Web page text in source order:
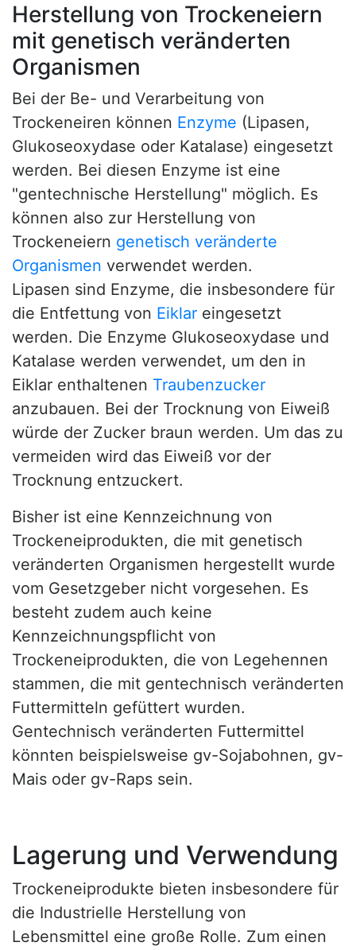
Herstellung von Trockeneiern
mit genetisch veränderten
Organismen
Bei der Be- und Verarbeitung von
Trockeneiren können Enzyme (Lipasen,
Glukoseoxydase oder Katalase) eingesetzt
werden. Bei diesen Enzyme ist eine
"gentechnische Herstellung" möglich. Es
können also zur Herstellung von
Trockeneiern genetisch veränderte
Organismen verwendet werden.
Lipasen sind Enzyme, die insbesondere für
die Entfettung von Eiklar eingesetzt
werden. Die Enzyme Glukoseoxydase und
Katalase werden verwendet, um den in
Eiklar enthaltenen Traubenzucker
anzubauen. Bei der Trocknung von Eiweiß
würde der Zucker braun werden. Um das zu
vermeiden wird das Eiweiß vor der
Trocknung entzuckert.
Bisher ist eine Kennzeichnung von
Trockeneiprodukten, die mit genetisch
veränderten Organismen hergestellt wurde
vom Gesetzgeber nicht vorgesehen. Es
besteht zudem auch keine
Kennzeichnungspflicht von
Trockeneiprodukten, die von Legehennen
stammen, die mit gentechnisch veränderten
Futtermitteln gefüttert wurden.
Gentechnisch veränderten Futtermittel
könnten beispielsweise gv-Sojabohnen, gv-
Mais oder gv-Raps sein.
Lagerung und Verwendung
Trockeneiprodukte bieten insbesondere für
die Industrielle Herstellung von
Lebensmittel eine große Rolle. Zum einen